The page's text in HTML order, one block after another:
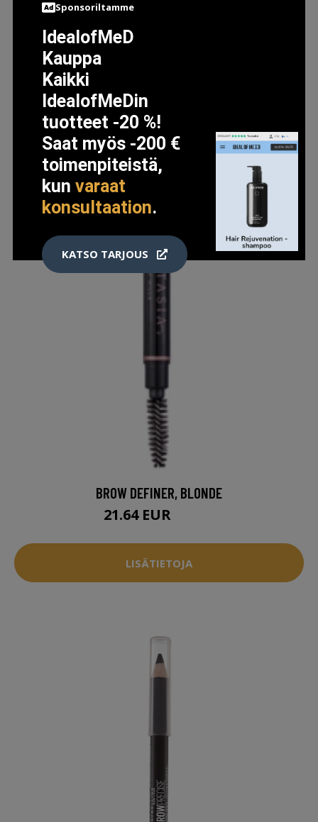
BROW DEFINER, BLONDE
21.64 EUR
LISÄTIETOJA
Sponsoriltamme
IdealofMeD
Kauppa
Kaikki
IdealofMeDin
tuotteet -20 %!
Saat myös -200 €
toimenpiteistä,
kunvaraat
konsultaation.
KATSO TARJOUS